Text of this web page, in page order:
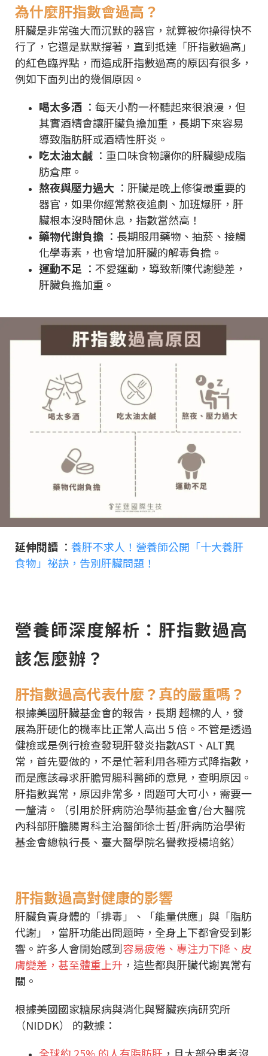
為什麼肝指數會過高？
肝臟是非常強大而沉默的器官，就算被你操得快不
行了，它還是默默撐著，直到抵達「肝指數過高」
的紅色臨界點，而造成肝指數過高的原因有很多，
例如下面列出的幾個原因。
喝太多酒 ：每天小酌一杯聽起來很浪漫，但
其實酒精會讓肝臟負擔加重，長期下來容易
導致脂肪肝或酒精性肝炎。
吃太油太鹹 ：重口味食物讓你的肝臟變成脂
肪倉庫。
熬夜與壓力過大 ：肝臟是晚上修復最重要的
器官，如果你經常熬夜追劇、加班爆肝，肝
臟根本沒時間休息，指數當然高！
藥物代謝負擔 ：長期服用藥物、抽菸、接觸
化學毒素，也會增加肝臟的解毒負擔。
運動不足 ：不愛運動，導致新陳代謝變差，
肝臟負擔加重。
延伸閱讀 ： 養肝不求人！營養師公開「十大養肝
食物」祕訣，告別肝臟問題！
營養師深度解析：肝指數過高
該怎麼辦？
肝指數過高代表什麼？真的嚴重嗎？
根據美國肝臟基金會的報告，長期 超標的人，發
展為肝硬化的機率比正常人高出 5 倍。不管是透過
健檢或是例行檢查發現肝發炎指數AST、ALT異
常，首先要做的，不是忙著利用各種方式降指數，
而是應該尋求肝膽胃腸科醫師的意見，查明原因。
肝指數異常，原因非常多，問題可大可小，需要一
一釐清。（引用於肝病防治學術基金會/台大醫院
內科部肝膽腸胃科主治醫師徐士哲/肝病防治學術
基金會總執行長、臺大醫學院名譽教授楊培銘）
肝指數過高對健康的影響
肝臟負責身體的「排毒」、「能量供應」與「脂肪
代謝」，當肝功能出問題時，全身上下都會受到影
響。許多人會開始感到容易疲倦、專注力下降、皮
膚變差，甚至體重上升 ，這些都與肝臟代謝異常有
關。
根據美國國家糖尿病與消化與腎臟疾病研究所
（NIDDK） 的數據：